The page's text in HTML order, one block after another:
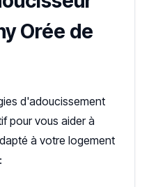
Orée de
d'adoucissement
pour vous aider à
à votre logement